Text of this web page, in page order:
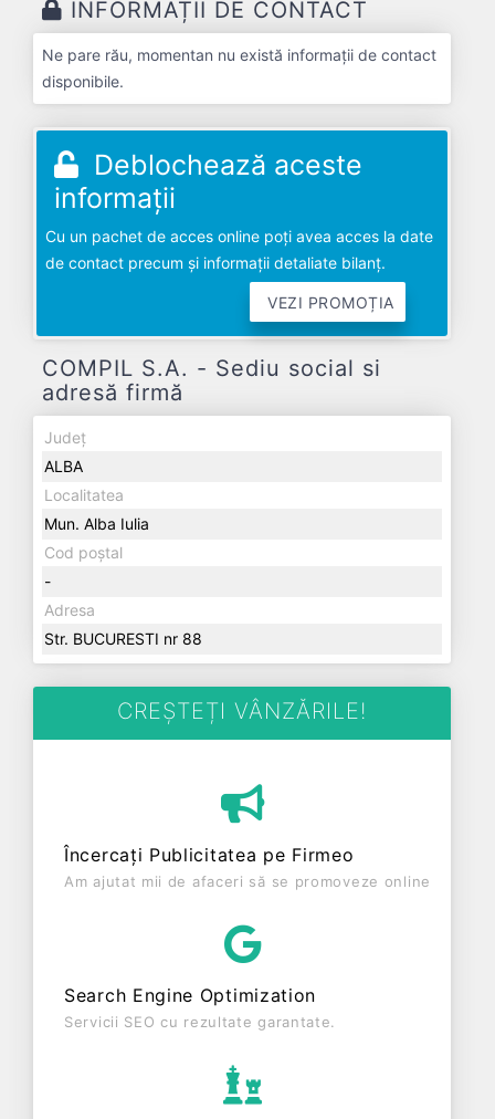
INFORMAȚII DE CONTACT
Ne pare rău, momentan nu există informații de contact
disponibile.
Deblochează aceste
informații
Cu un pachet de acces online poți avea acces la date
de contact precum și informații detaliate bilanț.
VEZI PROMOȚIA
COMPIL S.A. - Sediu social si
adresă firmă
Județ
ALBA
Localitatea
Mun. Alba Iulia
Cod poștal
-
Adresa
Str. BUCURESTI nr 88
CREȘTEȚI VÂNZĂRILE!
Încercați Publicitatea pe Firmeo
Am ajutat mii de afaceri să se promoveze online
Search Engine Optimization
Servicii SEO cu rezultate garantate.